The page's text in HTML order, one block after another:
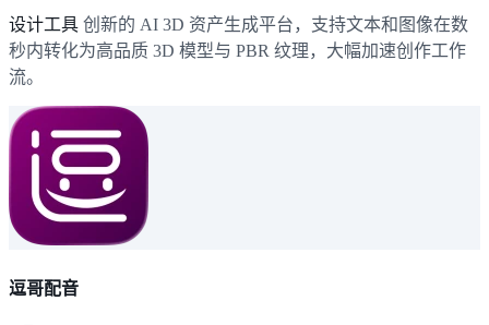
设计工具 创新的 AI 3D 资产生成平台，支持文本和图像在数
秒内转化为高品质 3D 模型与 PBR 纹理，大幅加速创作工作
流。
逗哥配音